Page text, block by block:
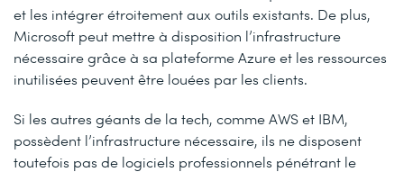
et les intégrer étroitement aux outils existants. De plus,
Microsoft peut mettre à disposition l’infrastructure
nécessaire grâce à sa plateforme Azure et les ressources
inutilisées peuvent être louées par les clients.
Si les autres géants de la tech, comme AWS et IBM,
possèdent l’infrastructure nécessaire, ils ne disposent
toutefois pas de logiciels professionnels pénétrant le